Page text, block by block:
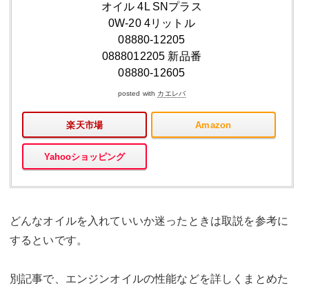
オイル 4L SNプラス
0W-20 4リットル
08880-12205
0888012205 新品番
08880-12605
posted with カエレバ
楽天市場 Amazon
Yahooショッピング
どんなオイルを入れていいか迷ったときは取説を参考に
するといです。
別記事で、エンジンオイルの性能などを詳しくまとめた